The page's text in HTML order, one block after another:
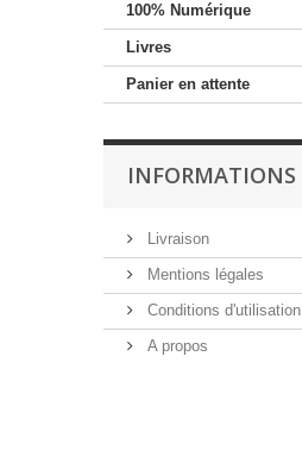
100% Numérique
Livres
Panier en attente
INFORMATIONS
Livraison
Mentions légales
Conditions d'utilisation
A propos